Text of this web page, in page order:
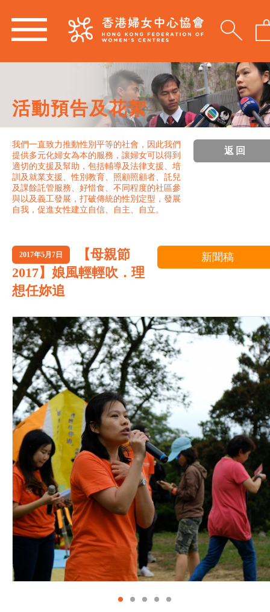
活動預告及花絮
我們一直致力推動性別平等的社會，因此我們
提供多元化婦女為本的服務，讓婦女可以得到
適切的支援及幫助，包括輔導及法律支援、培
訓及就業支援、性別教育、照顧照顧者、託兒
及課餘託管服務、好惜食、不同程度的社區參
與以及義工發展，打破傳統的性別定型，發展
自我，促進女性建立自信、自主、自立。
返回
2017年5月7日
【母親節
2017】娘風輕輕吹．理
想任妳追
新聞稿